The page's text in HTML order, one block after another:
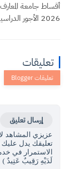
أقساط جامعة المعارف
2026 الأجور الدراسية
تعليقات
إرسال تعليق
عزيزي المشاهد
تعليقك يدل عليك
الاستمرار في
لَدَيْهِ رَقِيبٌ عَتِيدٌ )